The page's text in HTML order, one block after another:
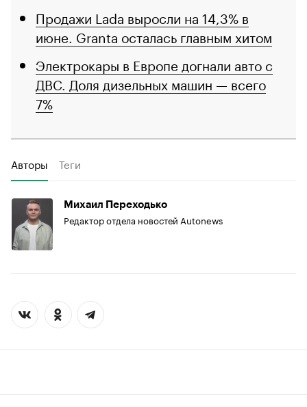
Продажи Lada выросли на 14,3% в
июне. Granta осталась главным хитом
Электрокары в Европе догнали авто с
ДВС. Доля дизельных машин — всего
7%
Авторы Теги
Михаил Переходько
Редактор отдела новостей Autonews